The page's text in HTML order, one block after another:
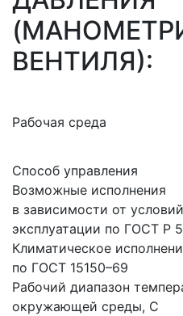
ВЕНТИЛЯ):
Рабочая среда
Способ управления
Возможные исполнения
в зависимости от условий
эксплуатации по ГОСТ Р
Климатическое
по ГОСТ 15150–69
Рабочий диапазон
окружающей среды, С